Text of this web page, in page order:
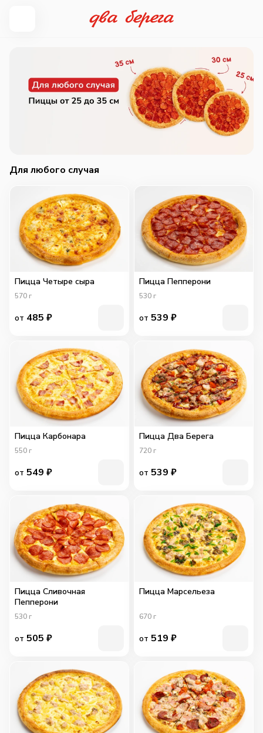
Для любого случая
Пицца Четыре сыра
570 г
от 485 ₽
Пицца Пепперони
530 г
от 539 ₽
Пицца Карбонара
550 г
от 549 ₽
Пицца Два Берега
720 г
от 539 ₽
Пицца Сливочная
Пепперони
530 г
от 505 ₽
Пицца Марсельеза
670 г
от 519 ₽